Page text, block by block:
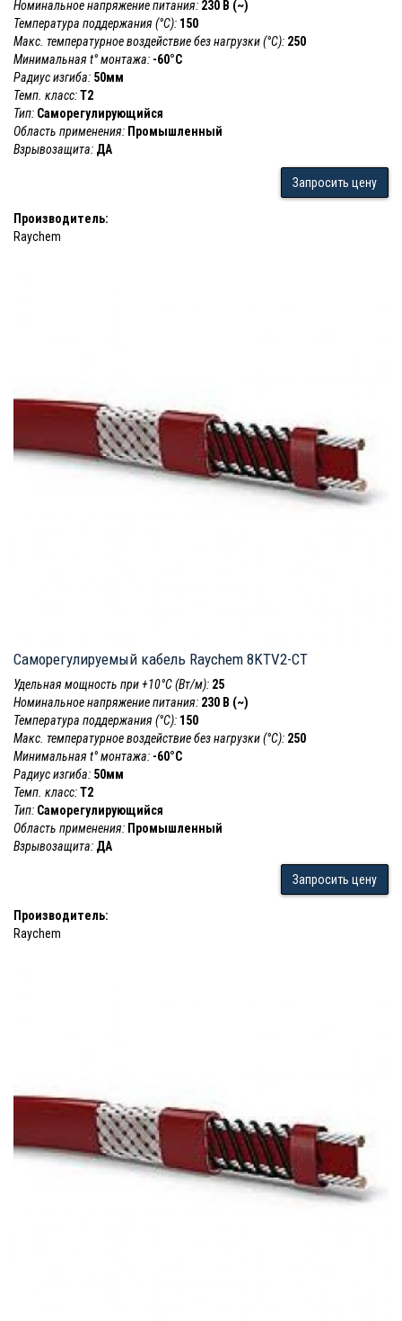
Номинальное напряжение питания: 230 В (~)
Температура поддержания (°С): 150
Макс. температурное воздействие без нагрузки (°С): 250
Минимальная t° монтажа: -60°С
Радиус изгиба: 50мм
Темп. класс:Т2
Тип: Саморегулирующийся
Область применения: Промышленный
Взрывозащита: ДА
Запросить цену
Производитель:
Raychem
Саморегулируемый кабель Raychem 8KTV2-CT
Удельная мощность при +10°С (Вт/м): 25
Номинальное напряжение питания: 230 В (~)
Температура поддержания (°С): 150
Макс. температурное воздействие без нагрузки (°С): 250
Минимальная t° монтажа: -60°С
Радиус изгиба: 50мм
Темп. класс:Т2
Тип: Саморегулирующийся
Область применения: Промышленный
Взрывозащита: ДА
Запросить цену
Производитель:
Raychem